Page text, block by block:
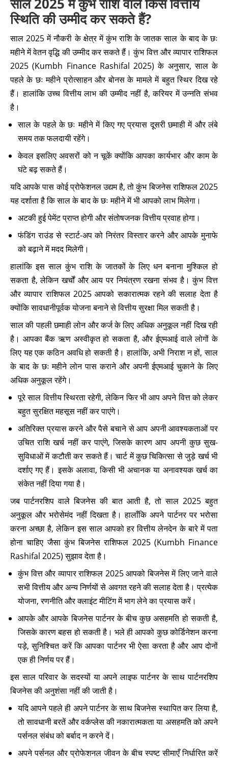
स्थिति की उम्मीद कर सकते हैं?
साल 2025 में नौकरी के क्षेत्र में कुंभ राशि के जातक साल के बाद के छः
महीने में वेतन वृद्धि की उम्मीद कर सकते हैं। कुंभ वित्त और व्यापार राशिफल
2025 (Kumbh Finance Rashifal 2025) के अनुसार, साल के
पहले के छः महीने प्रोत्साहन और बोनस के मामले में बहुत स्थिर दिख रहे
हैं। हालांकि उच्च वित्तीय लाभ की उम्मीद नहीं है, करियर में उन्नति संभव
है।
साल के पहले के छः महीने में किए गए प्रयास दूसरी छमाही में और लंबे
समय तक फलदायी रहेंगे।
केवल इसलिए अवसरों को न चूकें क्योंकि आपका कार्यभार और काम के
घंटे बढ़ सकते हैं।
यदि आपके पास कोई प्रोफेशनल उद्यम है, तो कुंभ बिजनेस राशिफल 2025
यह दर्शाता है कि साल के बाद के छः महीने में भी आपको लाभ मिलेगा।
अटकी हुई पेमेंट प्राप्त होगी और संतोषजनक वित्तीय प्रवाह होगा।
फंडिंग राउंड से स्टार्ट-अप को निरंतर विस्तार करने और आपके मुनाफे
को बढ़ाने में मदद मिलेगी।
हालांकि इस साल कुंभ राशि के जातकों के लिए धन बनाना मुश्किल हो
सकता है, लेकिन खर्चों और आय पर नियंत्रण रखना संभव है। कुंभ वित्त
और व्यापार राशिफल 2025 आपको सकारात्मक रहने की सलाह देता है
क्योंकि सावधानीपूर्वक योजना बनाने से वित्तीय सुरक्षा मिल सकती है।
साल की पहली छमाही लोन और कर्ज के लिए अधिक अनुकूल नहीं दिख रही
है। आपका बैंक ऋण अस्वीकृत हो सकता है, और ईएमआई वाले लोगों के
लिए यह एक कठिन अवधि हो सकती है। हालांकि, अभी निराश न हों, साल
के बाद के छः महीने लोन पास कराने और अपनी ईएमआई चुकाने के लिए
अधिक अनुकूल रहेंगे।
पूरे साल वित्तीय स्थिरता रहेगी, लेकिन फिर भी आप अपने वित्त को लेकर
बहुत सुरक्षित महसूस नहीं कर पाएंगे।
अतिरिक्त प्रयास करने और पैसे बचाने से आप अपनी आवश्यकताओं पर
उचित राशि खर्च नहीं कर पाएंगे, जिसके कारण आप अपनी कुछ सुख-
सुविधाओं में कटौती कर सकते हैं। चार्ट में कुछ चिकित्सा से जुड़े खर्च भी
दर्शाए गए हैं। इसके अलावा, किसी भी अचानक या अनावश्यक खर्च का
संकेत नहीं दिया गया है।
जब पार्टनरशिप वाले बिजनेस की बात आती है, तो साल 2025 बहुत
अनुकूल और भरोसेमंद नहीं दिखता है। हालाँकि अपने पार्टनर पर भरोसा
करना अच्छा है, लेकिन इस साल आपको हर वित्तीय लेनदेन के बारे में पता
होना चाहिए जैसा कुंभ बिजनेस राशिफल 2025 (Kumbh Finance
Rashifal 2025) सुझाव देता है।
कुंभ वित्त और व्यापार राशिफल 2025 आपको बिजनेस में लिए जाने वाले
सभी वित्तीय और अन्य निर्णयों से अवगत रहने की सलाह देता है। प्रत्येक
योजना, रणनीति और क्लाइंट मीटिंग में भाग लेने का प्रयास करें।
आपके और आपके बिजनेस पार्टनर के बीच कुछ असहमति हो सकती है,
जिसके कारण बहस हो सकती है। भले ही आपको कुछ कोर्डिनेशन करना
पड़े, सुनिश्चित करें कि आपका पार्टनर भी ऐसा करता है और आप दोनों
एक ही निर्णय पर हैं।
इस साल परिवार के सदस्यों या अपने लाइफ पार्टनर के साथ पार्टनरशिप
बिजनेस की अनुशंसा नहीं की जाती है।
यदि आपने पहले ही अपने पार्टनर के साथ बिजनेस स्थापित कर लिया है,
तो सावधानी बरतें और वर्कप्लेस की नकारात्मकता या असहमति को अपने
पर्सनल संबंध को बर्बाद न करने दें।
अपने पर्सनल और प्रोफेशनल जीवन के बीच स्पष्ट सीमाएँ निर्धारित करें